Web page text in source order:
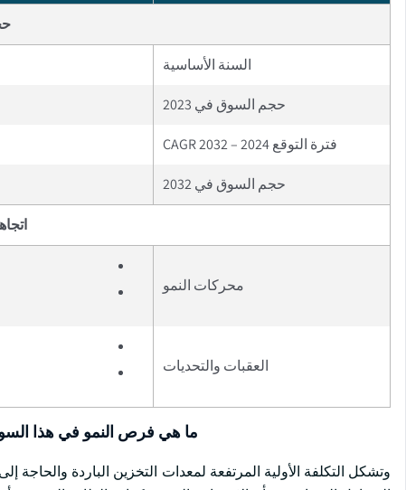
السنة الأساسية
حجم السوق في 2023
فترة التوقع 2024 – 2032 CAGR
حجم السوق في 2032
محركات النمو
العقبات والتحديات
ما هي فرص النمو في هذا
وتشكل التكلفة الأولية المرتفعة لمعدات التخزين الباردة والحاجة